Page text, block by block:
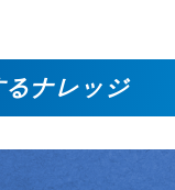
るナレッジ